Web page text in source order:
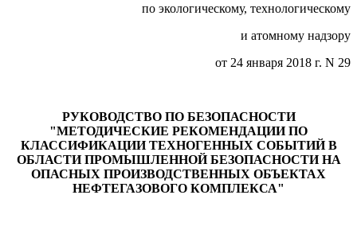
по экологическому, технологическому
и атомному надзору
от 24 января 2018 г. N 29
РУКОВОДСТВО ПО БЕЗОПАСНОСТИ
"МЕТОДИЧЕСКИЕ РЕКОМЕНДАЦИИ ПО
КЛАССИФИКАЦИИ ТЕХНОГЕННЫХ СОБЫТИЙ В
ОБЛАСТИ ПРОМЫШЛЕННОЙ БЕЗОПАСНОСТИ НА
ОПАСНЫХ ПРОИЗВОДСТВЕННЫХ ОБЪЕКТАХ
НЕФТЕГАЗОВОГО КОМПЛЕКСА"